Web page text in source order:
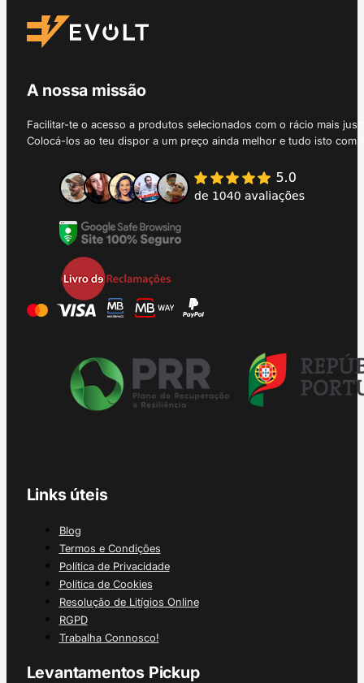
A nossa missão
Facilitar-te o acesso a produtos selecionados com o rácio mais
Colocá-los ao teu dispor a um preço ainda melhor e tudo isto
Links úteis
Blog
Termos e Condições
Política de Privacidade
Política de Cookies
Resolução de Litígios Online
RGPD
Trabalha Connosco!
Levantamentos Pickup